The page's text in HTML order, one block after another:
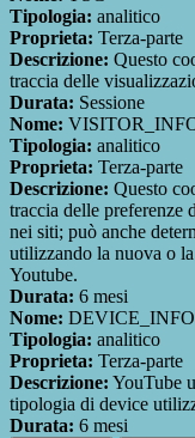
Tipologia: analitico
Proprieta: Terza-parte
Descrizione: Questo
traccia delle
Durata: Sessione
Nome:
Tipologia: analitico
Proprieta: Terza-parte
Descrizione: Questo
traccia delle preferenze
nei siti; può anche
utilizzando la nuova o
Youtube.
Durata: 6 mesi
Nome: DEVICE_INFO
Tipologia: analitico
Proprieta: Terza-parte
Descrizione: YouTube
tipologia di device
Durata: 6 mesi